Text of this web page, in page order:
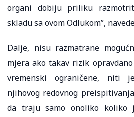
organi dobiju priliku
skladu sa ovom Odlukom”,
Dalje, nisu razmatrane
mjera ako takav rizik
vremenski ograničene, niti
njihovog redovnog
da traju samo onoliko koliko